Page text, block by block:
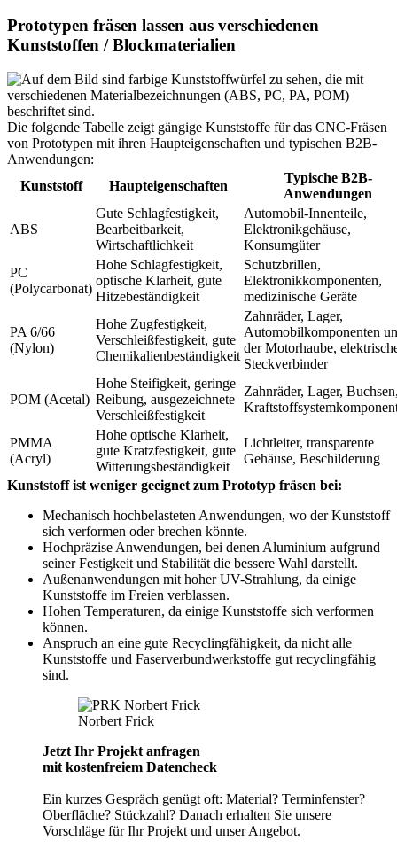
Prototypen fräsen lassen aus verschiedenen
Kunststoffen / Blockmaterialien
Die folgende Tabelle zeigt gängige Kunststoffe für das CNC-Fräsen
von Prototypen mit ihren Haupteigenschaften und typischen B2B-
Anwendungen:
Kunststoff
Haupteigenschaften
Typische B2B-
Anwendungen
ABS
Gute Schlagfestigkeit,
Bearbeitbarkeit,
Wirtschaftlichkeit
Automobil-Innenteile,
Elektronikgehäuse,
Konsumgüter
PC
(Polycarbonat)
Hohe Schlagfestigkeit,
optische Klarheit, gute
Hitzebeständigkeit
Schutzbrillen,
Elektronikkomponenten,
medizinische Geräte
PA 6/66
(Nylon)
Hohe Zugfestigkeit,
Verschleißfestigkeit, gute
Chemikalienbeständigkeit
Zahnräder, Lager,
Automobilkomponenten
der Motorhaube,
Steckverbinder
POM (Acetal)
Hohe Steifigkeit, geringe
Reibung, ausgezeichnete
Verschleißfestigkeit
Zahnräder, Lager,
PMMA
(Acryl)
Hohe optische Klarheit,
gute Kratzfestigkeit, gute
Witterungsbeständigkeit
Lichtleiter, transparente
Gehäuse, Beschilderung
Kunststoff ist weniger geeignet zum Prototyp fräsen bei:
Mechanisch hochbelasteten Anwendungen, wo der Kunststoff
sich verformen oder brechen könnte.
Hochpräzise Anwendungen, bei denen Aluminium aufgrund
seiner Festigkeit und Stabilität die bessere Wahl darstellt.
Außenanwendungen mit hoher UV-Strahlung, da einige
Kunststoffe im Freien verblassen.
Hohen Temperaturen, da einige Kunststoffe sich verformen
können.
Anspruch an eine gute Recyclingfähigkeit, da nicht alle
Kunststoffe und Faserverbundwerkstoffe gut recyclingfähig
sind.
Norbert Frick
Jetzt Ihr Projekt anfragen
mit kostenfreiem Datencheck
Ein kurzes Gespräch genügt oft: Material? Terminfenster?
Oberfläche? Stückzahl? Danach erhalten Sie unsere
Vorschläge für Ihr Projekt und unser Angebot.